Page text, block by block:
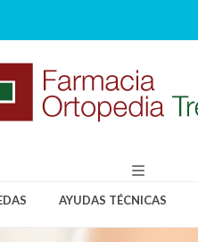
AYUDAS TÉCNICAS